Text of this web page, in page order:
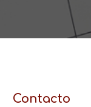
Contacto